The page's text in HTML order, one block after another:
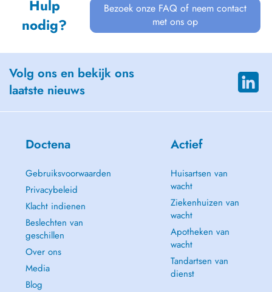
Hulp
nodig?
Bezoek onze FAQ of neem contact
met ons op
Volg ons en bekijk ons
laatste nieuws
Doctena
Gebruiksvoorwaarden
Privacybeleid
Klacht indienen
Beslechten van
geschillen
Over ons
Media
Blog
Actief
Huisartsen van
wacht
Ziekenhuizen van
wacht
Apotheken van
wacht
Tandartsen van
dienst